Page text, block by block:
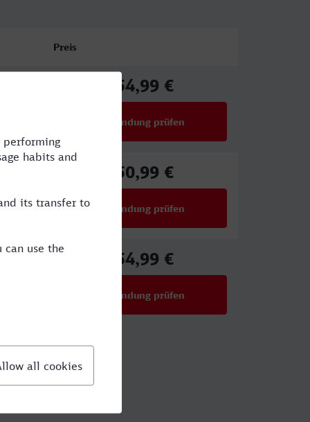
Preis
54,99 €
Verbindung prüfen
50,99 €
Verbindung prüfen
54,99 €
Verbindung prüfen